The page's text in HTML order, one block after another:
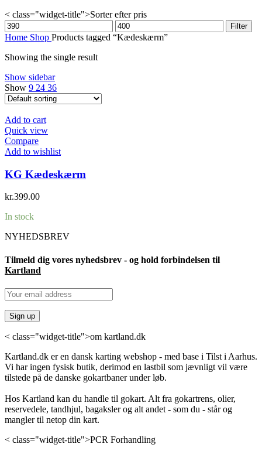
< class="widget-title">Sorter efter pris
Min
price
Max
price
Filter
Home Shop Products tagged “Kædeskærm”
Showing the single result
Show sidebar
Show 9 24 36
Add to cart
Quick view
Compare
Add to wishlist
KG Kædeskærm
kr.399.00
In stock
NYHEDSBREV
Tilmeld dig vores nyhedsbrev - og hold forbindelsen til
Kartland
< class="widget-title">om kartland.dk
Kartland.dk er en dansk karting webshop - med base i Tilst i Aarhus.
Vi har ingen fysisk butik, derimod en lastbil som jævnligt vil være
tilstede på de danske gokartbaner under løb.
Hos Kartland kan du handle til gokart. Alt fra gokartrens, olier,
reservedele, tandhjul, bagaksler og alt andet - som du - står og
mangler til netop din kart.
< class="widget-title">PCR Forhandling